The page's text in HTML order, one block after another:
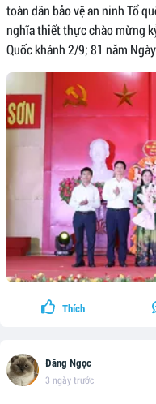
toàn dân bảo vệ an ninh Tổ
nghĩa thiết thực chào mừng
Quốc khánh 2/9; 81 năm
Thích
Đăng Ngọc
3 ngày trước